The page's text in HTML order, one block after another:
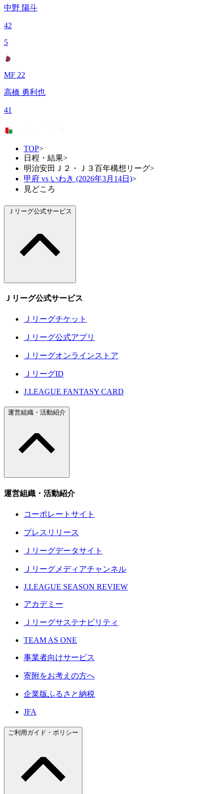
中野 陽斗
42
5
MF 22
高橋 勇利也
41
TOP>
日程・結果>
明治安田Ｊ２・Ｊ３百年構想リーグ>
甲府 vs いわき (2026年3月14日)>
見どころ
Ｊリーグ公式サービス
Ｊリーグ公式サービス
Ｊリーグチケット
Ｊリーグ公式アプリ
Ｊリーグオンラインストア
ＪリーグID
J.LEAGUE FANTASY CARD
運営組織・活動紹介
運営組織・活動紹介
コーポレートサイト
プレスリリース
Ｊリーグデータサイト
Ｊリーグメディアチャンネル
J.LEAGUE SEASON REVIEW
アカデミー
Ｊリーグサステナビリティ
TEAM AS ONE
事業者向けサービス
寄附をお考えの方へ
企業版ふるさと納税
JFA
ご利用ガイド・ポリシー